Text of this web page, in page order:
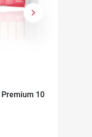
Successivo
keyboard_arrow_right
Premium 10